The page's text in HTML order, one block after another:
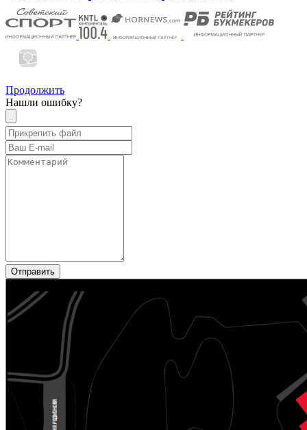
Продолжить
Нашли ошибку?